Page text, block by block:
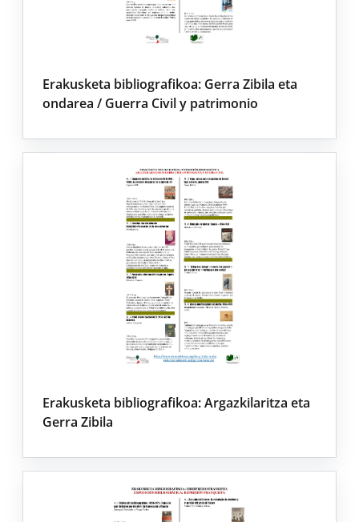
Erakusketa bibliografikoa: Gerra Zibila eta
ondarea / Guerra Civil y patrimonio
Erakusketa bibliografikoa: Argazkilaritza eta
Gerra Zibila